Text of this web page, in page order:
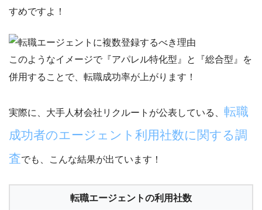
すめですよ！
このようなイメージで『アパレル特化型』と『総合型』を
併用することで、転職成功率が上がります！
実際に、大手人材会社リクルートが公表している、 転職
成功者のエージェント利用社数に関する調
査でも、こんな結果が出ています！
転職エージェントの利用社数